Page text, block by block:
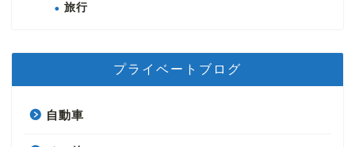
旅行
プライベートブログ
自動車